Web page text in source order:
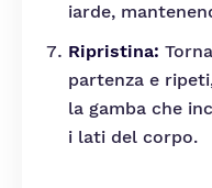
iarde,
Ripristina:
partenza e
la gamba che
i lati del corpo.